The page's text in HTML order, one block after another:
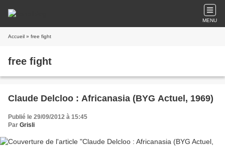
MENU
Accueil » free fight
free fight
Claude Delcloo : Africanasia (BYG Actuel, 1969)
Publié le 29/09/2012 à 15:45
Par Grisli